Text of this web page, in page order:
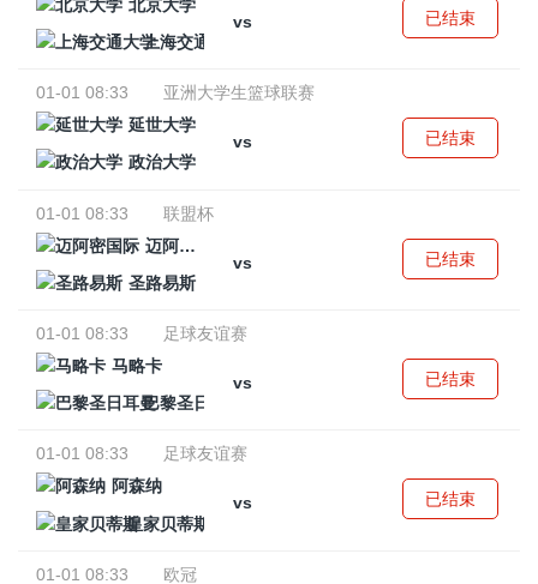
北京大学
vs
上海交通大学
已结束
01-01 08:33
亚洲大学生篮球联赛
延世大学
vs
政治大学
已结束
01-01 08:33
联盟杯
迈阿密国际
vs
圣路易斯
已结束
01-01 08:33
足球友谊赛
马略卡
vs
巴黎圣日耳曼
已结束
01-01 08:33
足球友谊赛
阿森纳
vs
皇家贝蒂斯
已结束
01-01 08:33
欧冠